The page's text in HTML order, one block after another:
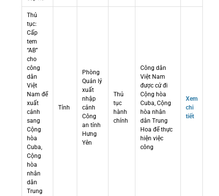
Thủ
tục:
Cấp
tem
“AB”
cho
công
dân
Việt
Nam để
xuất
cảnh
sang
Cộng
hòa
Cuba,
Cộng
hòa
nhân
dân
Trung
Tỉnh
Phòng
Quản lý
xuất
nhập
cảnh
Công
an tỉnh
Hưng
Yên
Thủ
tục
hành
chính
Công dân
Việt Nam
được cử đi
Cộng hòa
Cuba, Cộng
hòa nhân
dân Trung
Hoa để thực
hiện việc
công
Xem
chi
tiết